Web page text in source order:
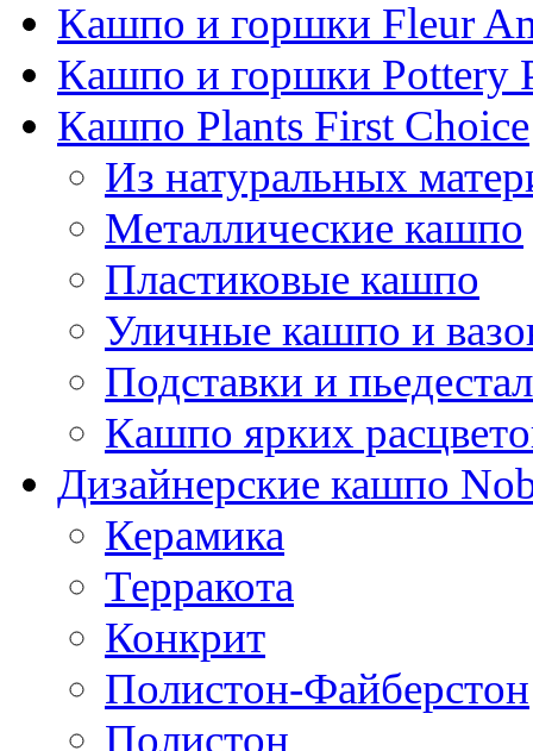
Кашпо и горшки Fleur
Кашпо и горшки Pottery
Кашпо Plants First Choice
Из натуральных
Металлические кашпо
Пластиковые кашпо
Уличные кашпо и
Подставки и
Кашпо ярких
Дизайнерские кашпо
Керамика
Терракота
Конкрит
Полистон-Файберстон
Полистон